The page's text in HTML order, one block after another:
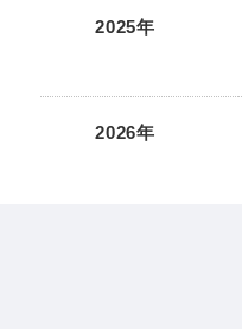
2025年
2026年